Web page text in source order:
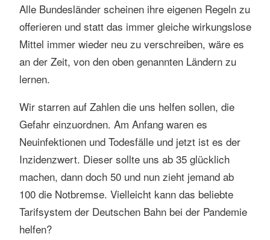
Alle Bundesländer scheinen ihre eigenen Regeln zu
offerieren und statt das immer gleiche wirkungslose
Mittel immer wieder neu zu verschreiben, wäre es
an der Zeit, von den oben genannten Ländern zu
lernen.
Wir starren auf Zahlen die uns helfen sollen, die
Gefahr einzuordnen. Am Anfang waren es
Neuinfektionen und Todesfälle und jetzt ist es der
Inzidenzwert. Dieser sollte uns ab 35 glücklich
machen, dann doch 50 und nun zieht jemand ab
100 die Notbremse. Vielleicht kann das beliebte
Tarifsystem der Deutschen Bahn bei der Pandemie
helfen?